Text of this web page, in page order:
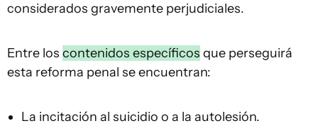
considerados gravemente perjudiciales.
Entre los contenidos específicos que perseguirá
esta reforma penal se encuentran:
La incitación al suicidio o a la autolesión.